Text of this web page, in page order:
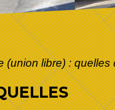
(union libre) : quelles